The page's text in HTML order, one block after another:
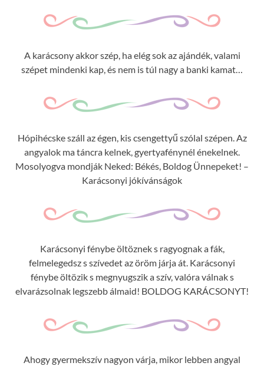
A karácsony akkor szép, ha elég sok az ajándék, valami
szépet mindenki kap, és nem is túl nagy a banki kamat…
Hópihécske száll az égen, kis csengettyű szólal szépen. Az
angyalok ma táncra kelnek, gyertyafénynél énekelnek.
Mosolyogva mondják Neked: Békés, Boldog Ünnepeket! –
Karácsonyi jókívánságok
Karácsonyi fénybe öltöznek s ragyognak a fák,
felmelegedsz s szívedet az öröm járja át. Karácsonyi
fénybe öltözik s megnyugszik a szív, valóra válnak s
elvarázsolnak legszebb álmaid! BOLDOG KARÁCSONYT!
Ahogy gyermekszív nagyon várja, mikor lebben angyal